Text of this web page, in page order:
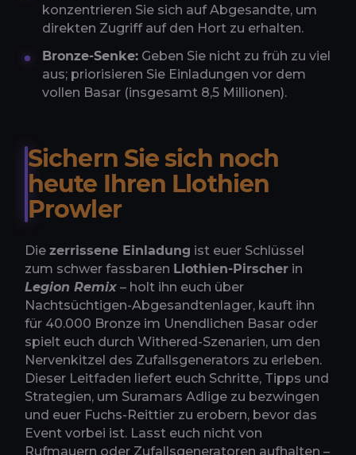
konzentrieren Sie sich auf Abgesandte, um
direkten Zugriff auf den Hort zu erhalten.
Bronze-Senke: Geben Sie nicht zu früh zu viel
aus; priorisieren Sie Einladungen vor dem
vollen Basar (insgesamt 8,5 Millionen).
Sichern Sie sich noch
heute Ihren Llothien
Prowler
Die zerrissene Einladung ist euer Schlüssel
zum schwer fassbaren Llothien-Pirscher in
Legion Remix – holt ihn euch über
Nachtsüchtigen-Abgesandtenlager, kauft ihn
für 40.000 Bronze im Unendlichen Basar oder
spielt euch durch Withered-Szenarien, um den
Nervenkitzel des Zufallsgenerators zu erleben.
Dieser Leitfaden liefert euch Schritte, Tipps und
Strategien, um Suramars Adlige zu bezwingen
und euer Fuchs-Reittier zu erobern, bevor das
Event vorbei ist. Lasst euch nicht von
Rufmauern oder Zufallsgeneratoren aufhalten –